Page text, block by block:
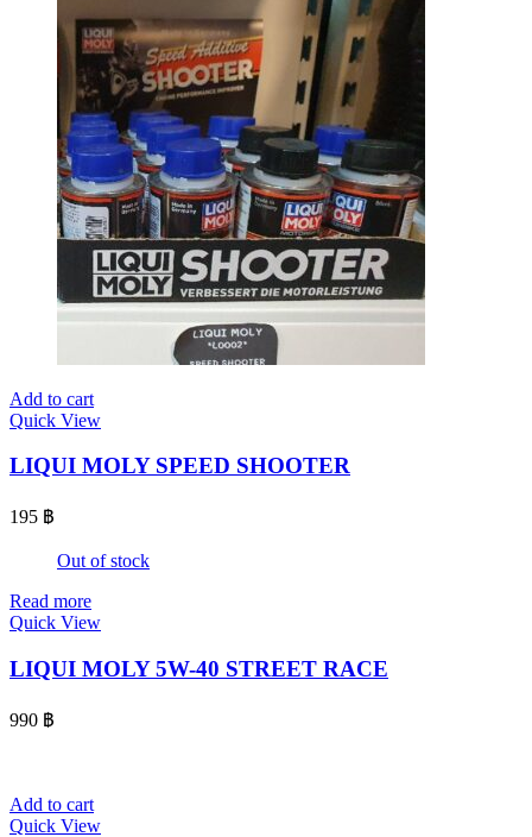
Add to cart
Quick View
LIQUI MOLY SPEED SHOOTER
195 ฿
Out of stock
Read more
Quick View
LIQUI MOLY 5W-40 STREET RACE
990 ฿
Add to cart
Quick View